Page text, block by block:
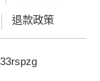
退款政策